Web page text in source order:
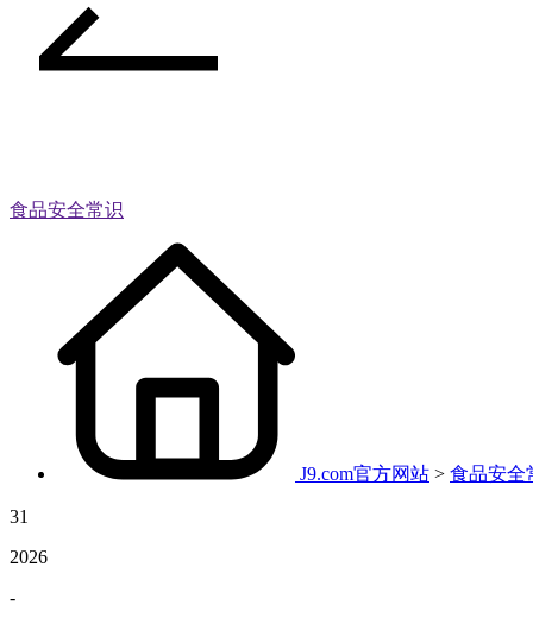
食品安全常识
J9.com官方网站 > 食品安全
31
2026
-